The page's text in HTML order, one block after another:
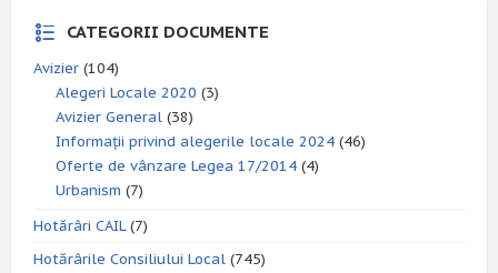
CATEGORII DOCUMENTE
Avizier (104)
Alegeri Locale 2020 (3)
Avizier General (38)
Informații privind alegerile locale 2024 (46)
Oferte de vânzare Legea 17/2014 (4)
Urbanism (7)
Hotărâri CAIL(7)
Hotărârile Consiliului Local (745)